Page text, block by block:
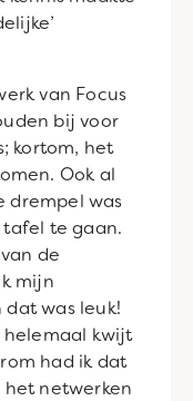
van Focus
bij voor
kortom, het
Ook al
drempel was
tafel te gaan.
de
mijn
was leuk!
helemaal kwijt
had ik dat
netwerken